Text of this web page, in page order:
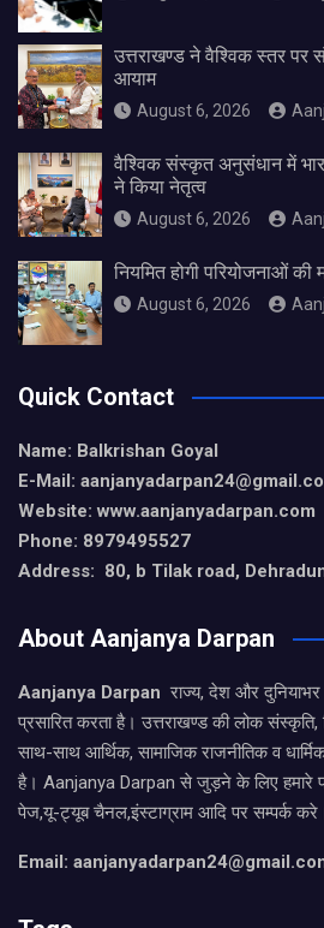
उत्तराखण्ड ने वैश्विक स्तर पर
आयाम
August 6, 2026
वैश्विक संस्कृत अनुसंधान में
ने किया नेतृत्व
August 6, 2026
नियमित होगी परियोजनाओं की
August 6, 2026
Quick Contact
Name: Balkrishan Goyal
E-Mail:
Website: www.aanjanyadarpan.com
Phone: 8979495527
Address: 80, b Tilak road,
About Aanjanya Darpan
Aanjanya Darpan राज्य, देश और
प्रसारित करता है। उत्तराखण्ड की लोक संस्कृति,
साथ-साथ आर्थिक, सामाजिक राजनीतिक व
है। Aanjanya Darpan से जुड़ने के लिए हमारे
पेज,यू-ट्यूब चैनल,इंस्टाग्राम आदि पर सम्पर्क
Email: